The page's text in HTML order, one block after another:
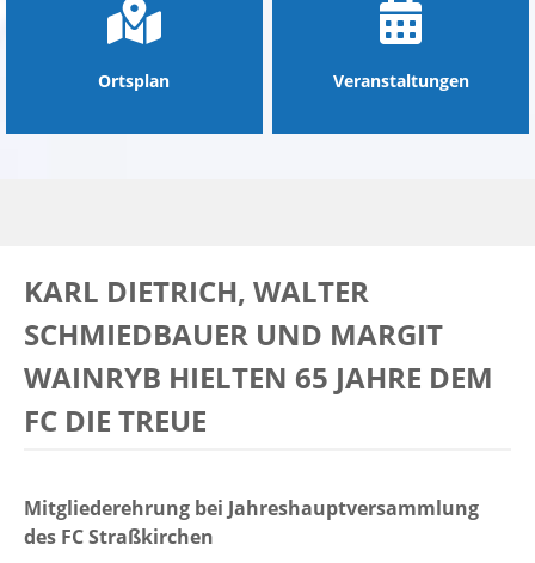
Ortsplan Veranstaltungen
KARL DIETRICH, WALTER
SCHMIEDBAUER UND MARGIT
WAINRYB HIELTEN 65 JAHRE DEM
FC DIE TREUE
Mitgliederehrung bei Jahreshauptversammlung
des FC Straßkirchen